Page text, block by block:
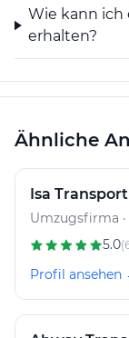
Wie kann ich
erhalten?
Ähnliche
Isa Transport
Umzugsfirma ·
5.0
Profil ansehen